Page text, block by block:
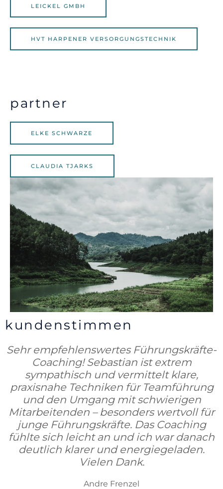
LEICKEL GMBH
HVT HARPENER VERSORGUNGSTECHNIK
partner
ELKE SCHWARZE
CLAUDIA TJARKS
kundenstimmen
Sehr empfehlenswertes Führungskräfte-
Coaching! Sebastian ist extrem
sympathisch und vermittelt klare,
praxisnahe Techniken für Teamführung
und den Umgang mit schwierigen
Mitarbeitenden – besonders wertvoll für
junge Führungskräfte. Das Coaching
fühlte sich leicht an und ich war danach
deutlich klarer und energiegeladen.
Vielen Dank.
Andre Frenzel